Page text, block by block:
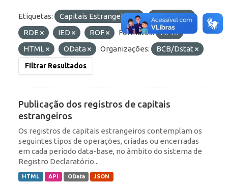
Etiquetas: Capitais Estrangeiros
Portfólio
RDE
IED ROF Formatos:
API
HTML
OData Organizações: BCB/Dstat
Filtrar Resultados
Publicação dos registros de capitais
estrangeiros
Os registros de capitais estrangeiros contemplam os
seguintes tipos de operações, criadas ou encerradas
em cada período data-base, no âmbito do sistema de
Registro Declaratório...
HTML API OData JSON